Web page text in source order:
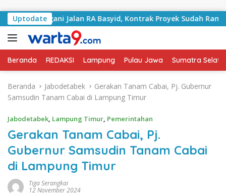
UptodateJalan RA Basyid, Kontrak Proyek Sudah Rampung
Beranda REDAKSI Lampung Pulau Jawa Sumatra
Beranda Jabodetabek
Gerakan Tanam Cabai, Pj. Gubernur
Samsudin Tanam Cabai di Lampung Timur
Jabodetabek, Lampung Timur, Pemerintahan
Gerakan Tanam Cabai, Pj.
Gubernur Samsudin Tanam Cabai
di Lampung Timur
Tiga Serangkai
12 November 2024